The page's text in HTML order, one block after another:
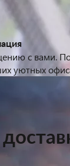
с вами.
уютных